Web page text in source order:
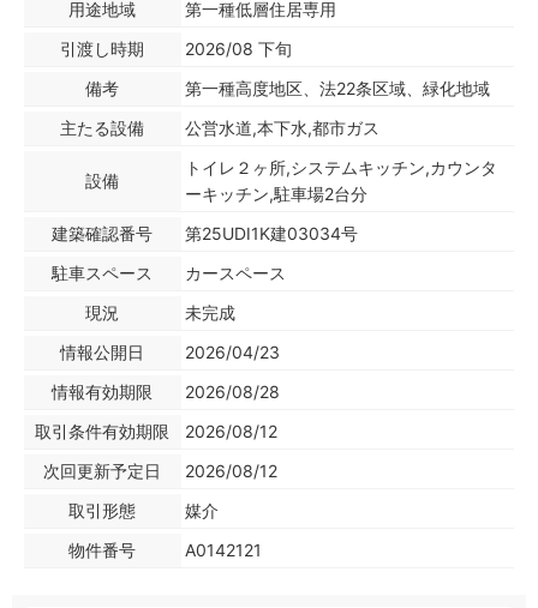
用途地域
第一種低層住居専用
引渡し時期
2026/08 下旬
備考
第一種高度地区、法22条区域、緑化地域
主たる設備
公営水道,本下水,都市ガス
設備
トイレ２ヶ所,システムキッチン,カウンタ
ーキッチン,駐車場2台分
建築確認番号
第25UDI1K建03034号
駐車スペース
カースペース
現況
未完成
情報公開日
2026/04/23
情報有効期限
2026/08/28
取引条件有効期限
2026/08/12
次回更新予定日
2026/08/12
取引形態
媒介
物件番号
A0142121